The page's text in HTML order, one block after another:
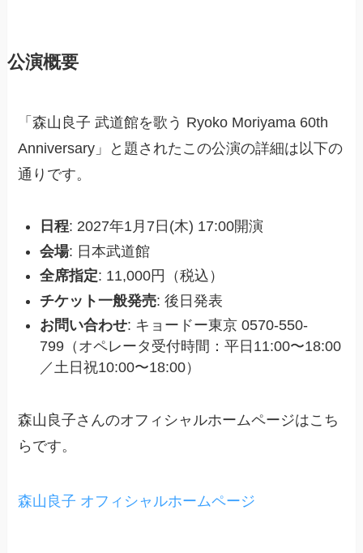
公演概要
「森山良子 武道館を歌う Ryoko Moriyama 60th
Anniversary」と題されたこの公演の詳細は以下の
通りです。
日程: 2027年1月7日(木) 17:00開演
会場: 日本武道館
全席指定: 11,000円（税込）
チケット一般発売: 後日発表
お問い合わせ: キョードー東京 0570-550-
799（オペレータ受付時間：平日11:00〜18:00
／土日祝10:00〜18:00）
森山良子さんのオフィシャルホームページはこち
らです。
森山良子 オフィシャルホームページ